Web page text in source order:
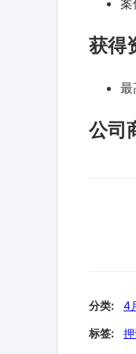
案
获得
最
公司
分类: 4
标签: